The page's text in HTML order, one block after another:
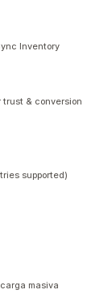
Inventory
trust & conversion
supported)
masiva